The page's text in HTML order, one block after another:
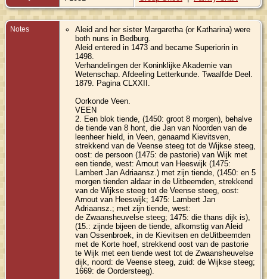
Notes
Aleid and her sister Margaretha (or Katharina) were
both nuns in Bedburg.
Aleid entered in 1473 and became Superiorin in
1498.
Verhandelingen der Koninklijke Akademie van
Wetenschap. Afdeeling Letterkunde. Twaalfde Deel.
1879. Pagina CLXXII.
Oorkonde Veen.
VEEN
2. Een blok tiende, (1450: groot 8 morgen), behalve
de tiende van 8 hont, die Jan van Noorden van de
leenheer hield, in Veen, genaamd Kievitsven,
strekkend van de Veense steeg tot de Wijkse steeg,
oost: de persoon (1475: de pastorie) van Wijk met
een tiende, west: Arnout van Heeswijk (1475:
Lambert Jan Adriaansz.) met zijn tiende, (1450: en 5
morgen tienden aldaar in de Uitbeemden, strekkend
van de Wijkse steeg tot de Veense steeg, oost:
Arnout van Heeswijk; 1475: Lambert Jan
Adriaansz.; met zijn tiende, west:
de Zwaansheuvelse steeg; 1475: die thans dijk is),
(15.: zijnde bijeen de tiende, afkomstig van Aleid
van Ossenbroek, in de Kievitsen en deUitbeemden
met de Korte hoef, strekkend oost van de pastorie
te Wijk met een tiende west tot de Zwaansheuvelse
dijk, noord: de Veense steeg, zuid: de Wijkse steeg;
1669: de Oordersteeg).